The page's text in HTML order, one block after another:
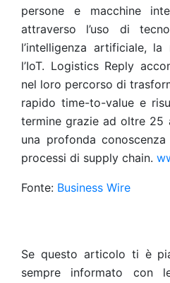
persone e macchine
attraverso l’uso di
l’intelligenza artificiale,
l’IoT. Logistics Reply
nel loro percorso di
rapido time-to-value e
termine grazie ad oltre 25
una profonda
processi di supply chain.
Fonte: Business Wire
Se questo articolo ti è
sempre informato con